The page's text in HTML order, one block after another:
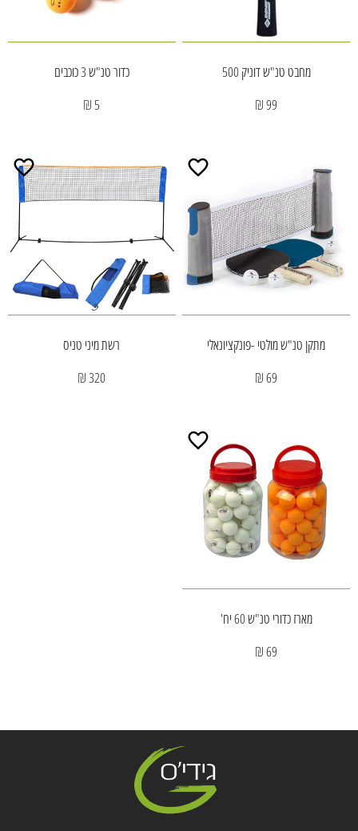
מחבט טנ"ש דוניק 500
99 ₪
כדור טנ"ש 3 כוכבים
5 ₪
מתקן טנ"ש מולטי -פונקציונאלי
69 ₪
רשת מיני טניס
320 ₪
מארז כדורי טנ"ש 60 יח'
69 ₪